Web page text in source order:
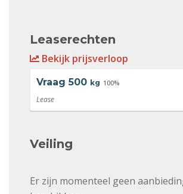
Leaserechten
Bekijk prijsverloop
Vraag 500 kg 100%
Lease
Veiling
Er zijn momenteel geen